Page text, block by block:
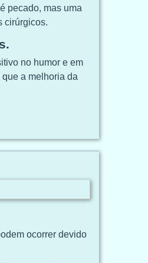
pecado, mas uma
cirúrgicos.
no humor e em
a melhoria da
ocorrer devido